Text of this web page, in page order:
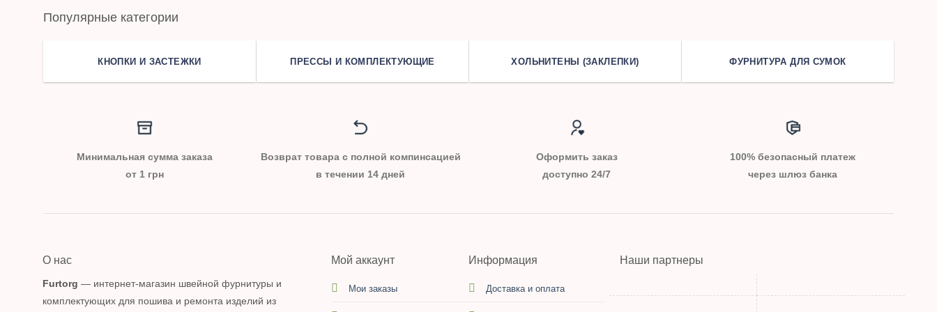
Популярные категории
КНОПКИ И ЗАСТЕЖКИ ПРЕССЫ И КОМПЛЕКТУЮЩИЕ ХОЛЬНИТЕНЫ (ЗАКЛЕПКИ) ФУРНИТУРА ДЛЯ СУМОК
Минимальная сумма заказа
от 1 грн
Возврат товара с полной компинсацией
в течении 14 дней
Оформить заказ
доступно 24/7
100% безопасный платеж
через шлюз банка
О нас
Furtorg — интернет-магазин швейной фурнитуры и
комплектующих для пошива и ремонта изделий из
Мой аккаунт
Мои заказы
Информация
Доставка и оплата
Наши партнеры